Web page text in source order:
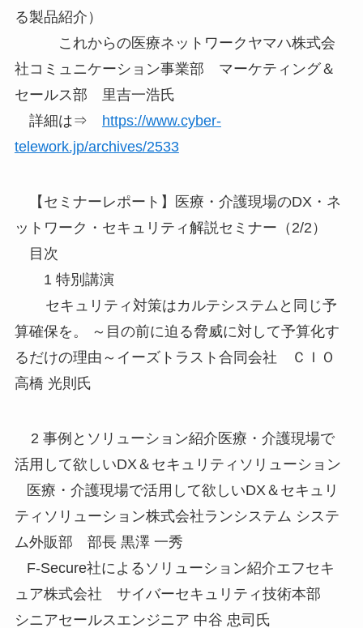
る製品紹介）
これからの医療ネットワークヤマハ株式会
社コミュニケーション事業部 マーケティング＆
セールス部 里吉一浩氏
詳細は⇒ https://www.cyber-
telework.jp/archives/2533
【セミナーレポート】医療・介護現場のDX・ネ
ットワーク・セキュリティ解説セミナー（2/2）
目次
1 特別講演
セキュリティ対策はカルテシステムと同じ予
算確保を。 ～目の前に迫る脅威に対して予算化す
るだけの理由～イーズトラスト合同会社 ＣＩＯ
高橋 光則氏
2 事例とソリューション紹介医療・介護現場で
活用して欲しいDX＆セキュリティソリューション
医療・介護現場で活用して欲しいDX＆セキュリ
ティソリューション株式会社ランシステム システ
ム外販部 部長 黒澤 一秀
F-Secure社によるソリューション紹介エフセキ
ュア株式会社 サイバーセキュリティ技術本部
シニアセールスエンジニア 中谷 忠司氏